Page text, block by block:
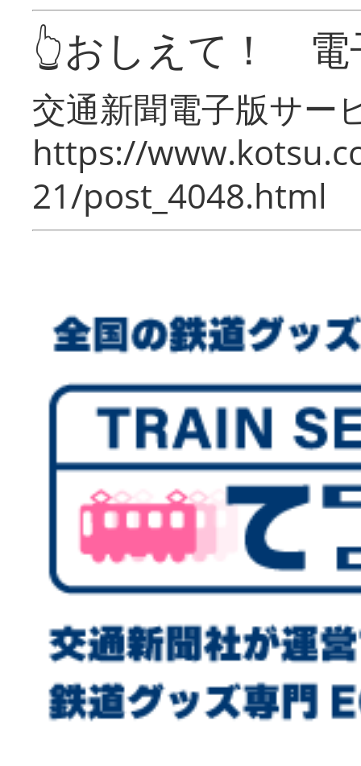
👆おしえて！ 電
交通新聞電子版サー
https://
21/post_4048.html